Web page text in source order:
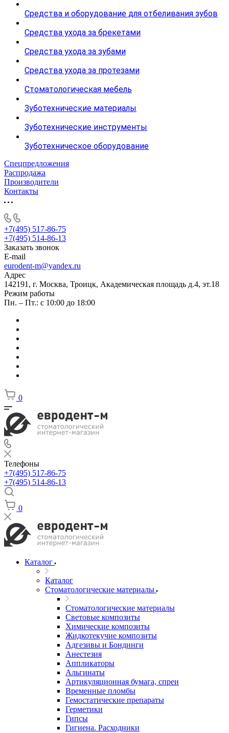
Средства и оборудование для отбеливания зубов
Средства ухода за брекетами
Средства ухода за зубами
Средства ухода за протезами
Стоматологическая мебель
Зуботехнические материалы
Зуботехнические инструменты
Зуботехническое оборудование
Спецпредложения
Распродажа
Производители
Контакты
+7(495) 517-86-75
+7(495) 514-86-13
Заказать звонок
E-mail
eurodent-m@yandex.ru
Адрес
142191, г. Москва, Троицк, Академическая площадь д.4, эт.18
Режим работы
Пн. – Пт.: с 10:00 до 18:00
0
Телефоны
+7(495) 517-86-75
+7(495) 514-86-13
0
Каталог
Каталог
Стоматологические материалы
Стоматологические материалы
Световые композиты
Химические композиты
Жидкотекучие композиты
Адгезивы и Бондинги
Анестезия
Аппликаторы
Альгинаты
Артикуляционная бумага, спреи
Временные пломбы
Гемостатические препараты
Герметики
Гипсы
Гигиена. Расходники